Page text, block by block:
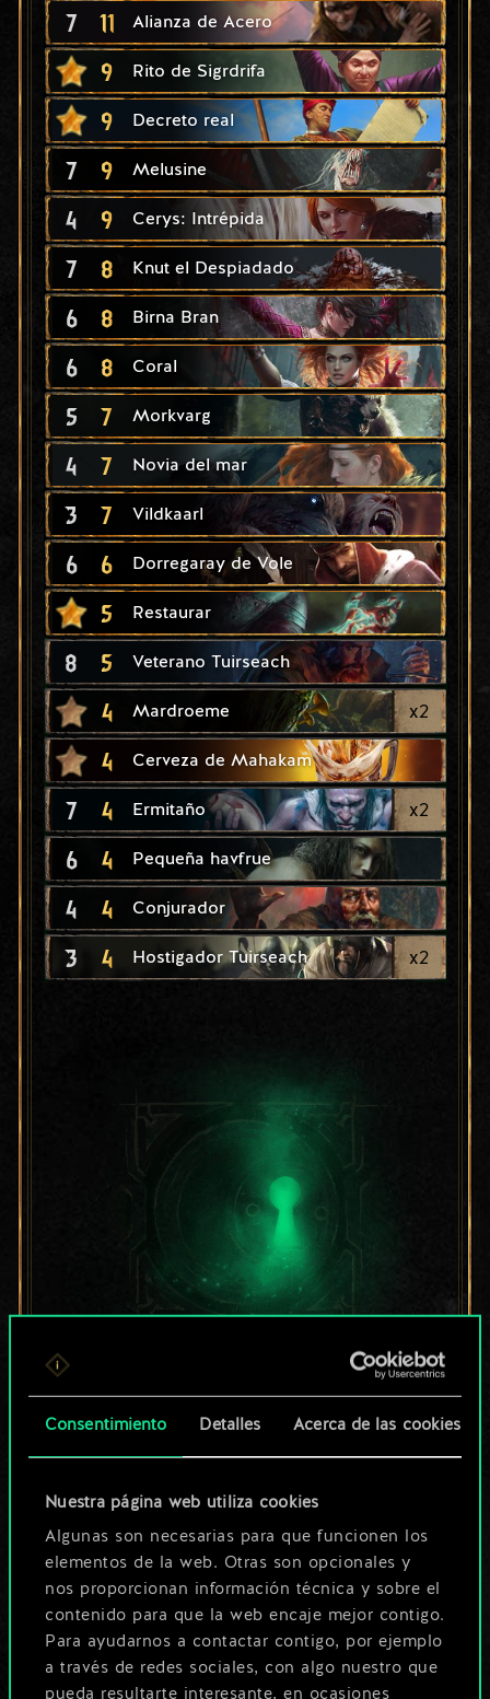
Consentimiento Detalles Acerca de las cookies
Nuestra página web utiliza cookies
Algunas son necesarias para que funcionen los
elementos de la web. Otras son opcionales y
nos proporcionan información técnica y sobre el
contenido para que la web encaje mejor contigo.
Para ayudarnos a contactar contigo, por ejemplo
a través de redes sociales, con algo nuestro que
pueda resultarte interesante, en ocasiones
7 11 Alianza de Acero
9 Rito de Sigrdrifa
9 Decreto real
7 9 Melusine
4 9 Cerys: Intrépida
7 8 Knut el Despiadado
6 8 Birna Bran
6 8 Coral
5 7 Morkvarg
4 7 Novia del mar
3 7 Vildkaarl
6 6 Dorregaray de Vole
5 Restaurar
8 5 Veterano Tuirseach
4 Mardroeme x2
4 Cerveza de Mahakam
7 4 Ermitaño x2
6 4 Pequeña havfrue
4 4 Conjurador
3 4 Hostigador Tuirseach x2
Por ahora, solo es
un conjunto de
cartas compartido.
¡Pero puede llegar a
ser mucho más!
Poner nombre a esta baraja y crear
una guía